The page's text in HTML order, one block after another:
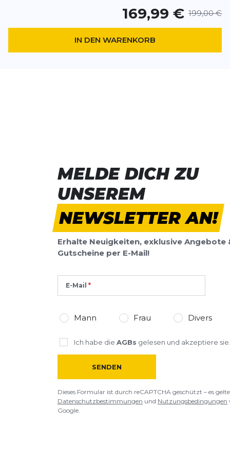
*Pflichtfelder
169,99 € 199,00 €
IN DEN WARENKORB
MELDE DICH ZU
UNSEREM
NEWSLETTER AN!
Erhalte Neuigkeiten, exklusive Angebote
Gutscheine per E-Mail!
E-Mail
Mann Frau Divers
Ich habe die AGBs gelesen und akzeptiere sie.
SENDEN
Dieses Formular ist durch reCAPTCHA geschützt – es
Datenschutzbestimmungen und Nutzungsbedingungen
Google.